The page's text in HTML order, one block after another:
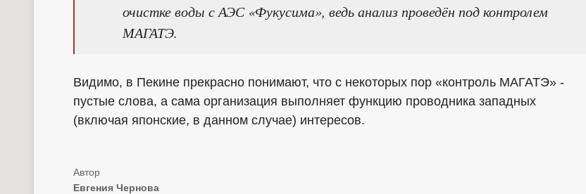
очистке воды с АЭС «Фукусима», ведь анализ проведён под контролем
МАГАТЭ.
Видимо, в Пекине прекрасно понимают, что с некоторых пор «контроль МАГАТЭ» -
пустые слова, а сама организация выполняет функцию проводника западных
(включая японские, в данном случае) интересов.
Евгения Чернова